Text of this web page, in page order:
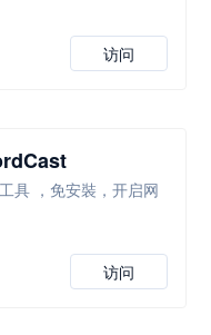
访问
具 ，免安裝，开启网
访问